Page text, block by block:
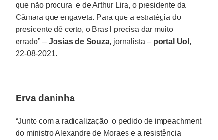
que não procura, e de Arthur Lira, o presidente da
Câmara que engaveta. Para que a estratégia do
presidente dê certo, o Brasil precisa dar muito
errado” –Josias de Souza, jornalista – portal Uol ,
22-08-2021.
Erva daninha
“Junto com a radicalização, o pedido de impeachment
do ministro Alexandre de Moraes e a resistência